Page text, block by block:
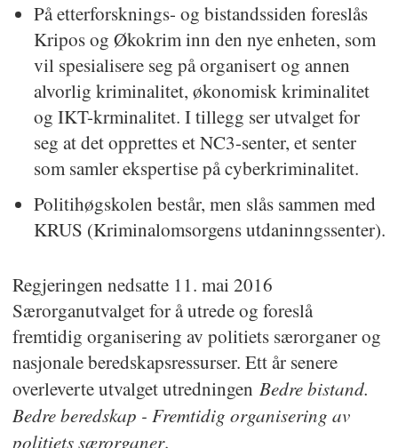
På etterforsknings- og bistandssiden foreslås
Kripos og Økokrim inn den nye enheten, som
vil spesialisere seg på organisert og annen
alvorlig kriminalitet, økonomisk kriminalitet
og IKT-krminalitet. I tillegg ser utvalget for
seg at det opprettes et NC3-senter, et senter
som samler ekspertise på cyberkriminalitet.
Politihøgskolen består, men slås sammen med
KRUS (Kriminalomsorgens utdaninngssenter).
Regjeringen nedsatte 11. mai 2016
Særorganutvalget for å utrede og foreslå
fremtidig organisering av politiets særorganer og
nasjonale beredskapsressurser. Ett år senere
overleverte utvalget utredningen Bedre bistand.
Bedre beredskap - Fremtidig organisering av
politiets særorganer.